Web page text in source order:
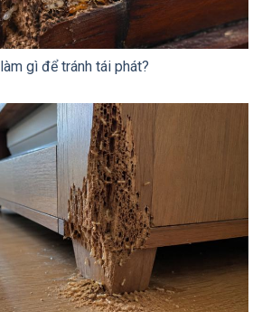
gì để tránh tái phát?